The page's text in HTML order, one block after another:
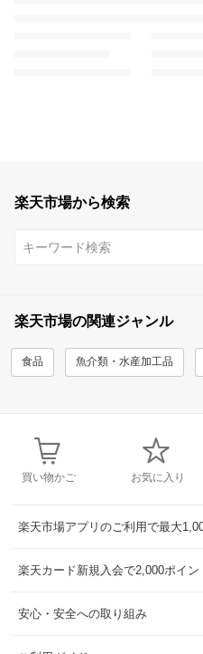
楽天市場から検索
楽天市場の関連ジャンル
食品 魚介類・水産加工品
買い物かご お気に入り
楽天市場アプリのご利用で最大
楽天カード新規入会で2,000ポイン
安心・安全への取り組み